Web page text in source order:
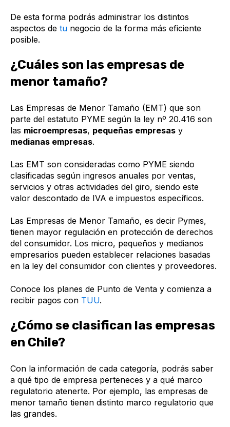
De esta forma podrás administrar los distintos
aspectos de tu negocio de la forma más eficiente
posible.
¿Cuáles son las empresas de
menor tamaño?
Las Empresas de Menor Tamaño (EMT) que son
parte del estatuto PYME según la ley nº 20.416 son
las microempresas, pequeñas empresas y
medianas empresas.
Las EMT son consideradas como PYME siendo
clasificadas según ingresos anuales por ventas,
servicios y otras actividades del giro, siendo este
valor descontado de IVA e impuestos específicos.
Las Empresas de Menor Tamaño, es decir Pymes,
tienen mayor regulación en protección de derechos
del consumidor. Los micro, pequeños y medianos
empresarios pueden establecer relaciones basadas
en la ley del consumidor con clientes y proveedores.
Conoce los planes de Punto de Venta y comienza a
recibir pagos con TUU.
¿Cómo se clasifican las empresas
en Chile?
Con la información de cada categoría, podrás saber
a qué tipo de empresa perteneces y a qué marco
regulatorio atenerte. Por ejemplo, las empresas de
menor tamaño tienen distinto marco regulatorio que
las grandes.